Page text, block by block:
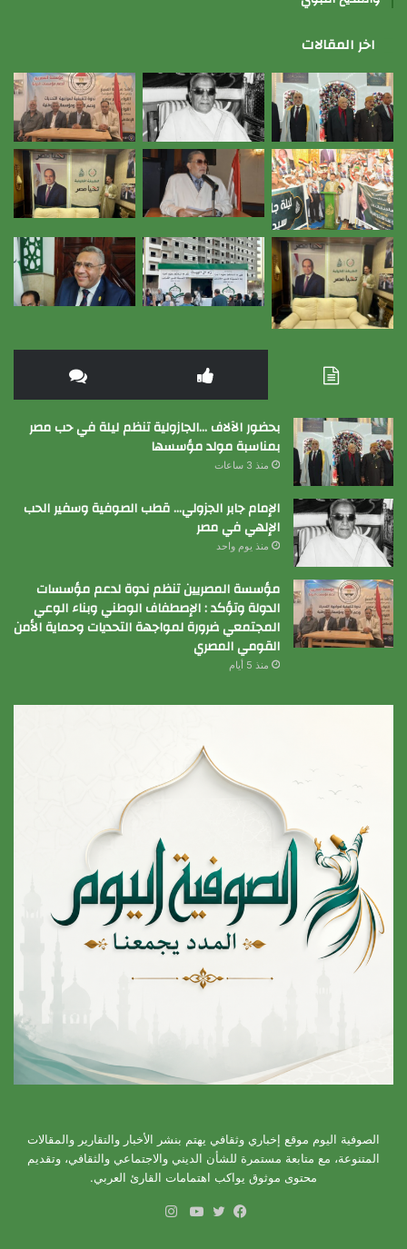
اخر المقالات
بحضور الآلاف …الجازولية تنظم ليلة في حب مصر
بمناسبة مولد مؤسسها
منذ 3 ساعات
الإمام جابر الجزولي… قطب الصوفية وسفير الحب
الإلهي في مصر
منذ يوم واحد
مؤسسة المصريين تنظم ندوة لدعم مؤسسات
الدولة وتؤكد : الإصطفاف الوطني وبناء الوعي
المجتمعي ضرورة لمواجهة التحديات وحماية الأمن
القومي المصري
منذ 5 أيام
الصوفية اليوم موقع إخباري وثقافي يهتم بنشر الأخبار والتقارير والمقالات
المتنوعة، مع متابعة مستمرة للشأن الديني والاجتماعي والثقافي، وتقديم
محتوى موثوق يواكب اهتمامات القارئ العربي.